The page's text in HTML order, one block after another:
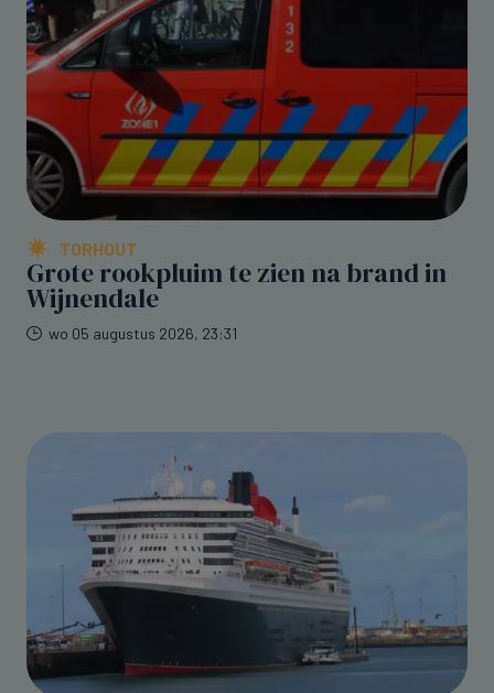
TORHOUT
Grote rookpluim te zien na brand in
Wijnendale
wo 05 augustus 2026, 23:31